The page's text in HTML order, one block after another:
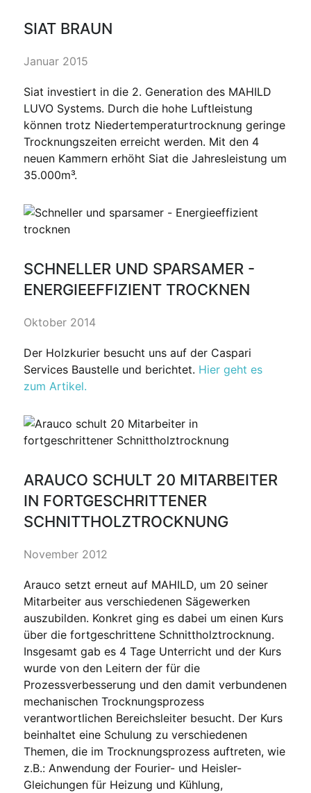
SIAT BRAUN
Januar 2015
Siat investiert in die 2. Generation des MAHILD
LUVO Systems. Durch die hohe Luftleistung
können trotz Niedertemperaturtrocknung geringe
Trocknungszeiten erreicht werden. Mit den 4
neuen Kammern erhöht Siat die Jahresleistung um
35.000m³.
SCHNELLER UND SPARSAMER -
ENERGIEEFFIZIENT TROCKNEN
Oktober 2014
Der Holzkurier besucht uns auf der Caspari
Services Baustelle und berichtet. Hier geht es
zum Artikel.
ARAUCO SCHULT 20 MITARBEITER
IN FORTGESCHRITTENER
SCHNITTHOLZTROCKNUNG
November 2012
Arauco setzt erneut auf MAHILD, um 20 seiner
Mitarbeiter aus verschiedenen Sägewerken
auszubilden. Konkret ging es dabei um einen Kurs
über die fortgeschrittene Schnittholztrocknung.
Insgesamt gab es 4 Tage Unterricht und der Kurs
wurde von den Leitern der für die
Prozessverbesserung und den damit verbundenen
mechanischen Trocknungsprozess
verantwortlichen Bereichsleiter besucht. Der Kurs
beinhaltet eine Schulung zu verschiedenen
Themen, die im Trocknungsprozess auftreten, wie
z.B.: Anwendung der Fourier- und Heisler-
Gleichungen für Heizung und Kühlung,